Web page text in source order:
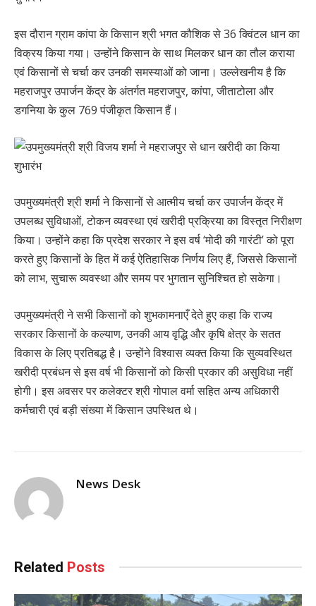
इस दौरान ग्राम कांपा के किसान श्री भगत कौशिक से 36 क्विंटल धान का
विक्रय किया गया। उन्होंने किसान के साथ मिलकर धान का तौल कराया
एवं किसानों से चर्चा कर उनकी समस्याओं को जाना। उल्लेखनीय है कि
महराजपुर उपार्जन केंद्र के अंतर्गत महराजपुर, कांपा, जीताटोला और
डगनिया के कुल 769 पंजीकृत किसान हैं।
उपमुख्यमंत्री श्री शर्मा ने किसानों से आत्मीय चर्चा कर उपार्जन केंद्र में
उपलब्ध सुविधाओं, टोकन व्यवस्था एवं खरीदी प्रक्रिया का विस्तृत निरीक्षण
किया। उन्होंने कहा कि प्रदेश सरकार ने इस वर्ष ‘मोदी की गारंटी’ को पूरा
करते हुए किसानों के हित में कई ऐतिहासिक निर्णय लिए हैं, जिससे किसानों
को लाभ, सुचारू व्यवस्था और समय पर भुगतान सुनिश्चित हो सकेगा।
उपमुख्यमंत्री ने सभी किसानों को शुभकामनाएँ देते हुए कहा कि राज्य
सरकार किसानों के कल्याण, उनकी आय वृद्धि और कृषि क्षेत्र के सतत
विकास के लिए प्रतिबद्ध है। उन्होंने विश्वास व्यक्त किया कि सुव्यवस्थित
खरीदी प्रबंधन से इस वर्ष भी किसानों को किसी प्रकार की असुविधा नहीं
होगी। इस अवसर पर कलेक्टर श्री गोपाल वर्मा सहित अन्य अधिकारी
कर्मचारी एवं बड़ी संख्या में किसान उपस्थित थे।
News Desk
Related Posts